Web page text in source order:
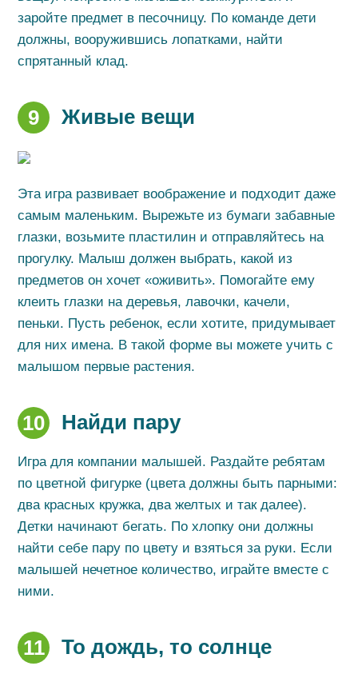
заройте предмет в песочницу. По команде дети
должны, вооружившись лопатками, найти
спрятанный клад.
9 Живые вещи
Эта игра развивает воображение и подходит даже
самым маленьким. Вырежьте из бумаги забавные
глазки, возьмите пластилин и отправляйтесь на
прогулку. Малыш должен выбрать, какой из
предметов он хочет «оживить». Помогайте ему
клеить глазки на деревья, лавочки, качели,
пеньки. Пусть ребенок, если хотите, придумывает
для них имена. В такой форме вы можете учить с
малышом первые растения.
10 Найди пару
Игра для компании малышей. Раздайте ребятам
по цветной фигурке (цвета должны быть парными:
два красных кружка, два желтых и так далее).
Детки начинают бегать. По хлопку они должны
найти себе пару по цвету и взяться за руки. Если
малышей нечетное количество, играйте вместе с
ними.
11 То дождь, то солнце